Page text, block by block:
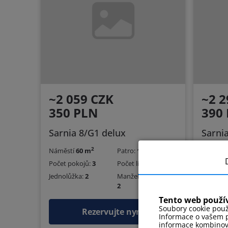
~2 059 CZK
350 PLN
Sarnia 8/G1 delux
Náměstí60 m2 Patro: 1
Počet pokojů:3 Počet lidí:
Jednolůžka:2
Manželské postele:
2
Rezervujte nyní
~2
390
Počet
Tento web
Soubory cookie
Informace o
informace